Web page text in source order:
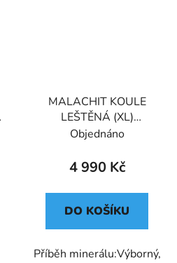
MALACHIT KOULE
LEŠTĚNÁ (XL)
PREMIUM 504g
Objednáno
4 990 Kč
DO KOŠÍKU
Příběh minerálu:Výborný,